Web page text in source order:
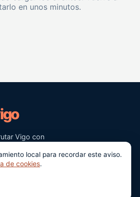
en unos minutos.
Vigo con
local para recordar este aviso.
de cookies.